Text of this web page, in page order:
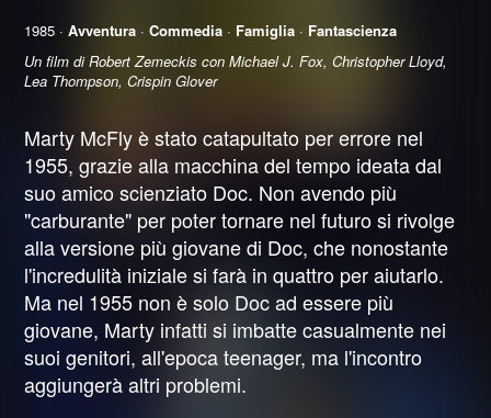
1985 · Avventura ·Commedia · Famiglia · Fantascienza
Un film di Robert Zemeckis con Michael J. Fox, Christopher Lloyd,
Lea Thompson, Crispin Glover
Marty McFly è stato catapultato per errore nel
1955, grazie alla macchina del tempo ideata dal
suo amico scienziato Doc. Non avendo più
"carburante" per poter tornare nel futuro si rivolge
alla versione più giovane di Doc, che nonostante
l'incredulità iniziale si farà in quattro per aiutarlo.
Ma nel 1955 non è solo Doc ad essere più
giovane, Marty infatti si imbatte casualmente nei
suoi genitori, all'epoca teenager, ma l'incontro
aggiungerà altri problemi.